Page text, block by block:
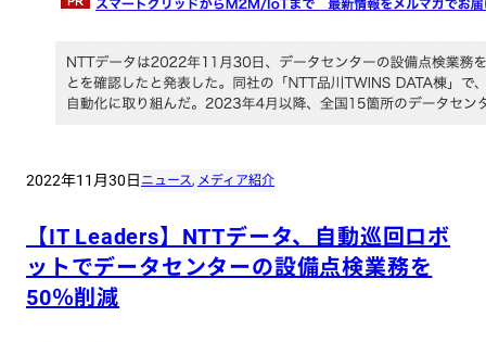
2022年11月30日 ニュース, メディア紹介
【IT Leaders】NTTデータ、自動巡回ロボ
ットでデータセンターの設備点検業務を
50％削減